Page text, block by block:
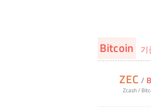
Bitcoin 기
ZEC /
Zcash/